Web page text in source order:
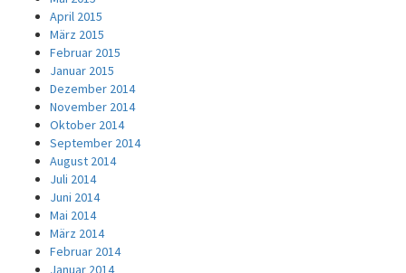
April 2015
März 2015
Februar 2015
Januar 2015
Dezember 2014
November 2014
Oktober 2014
September 2014
August 2014
Juli 2014
Juni 2014
Mai 2014
März 2014
Februar 2014
Januar 2014